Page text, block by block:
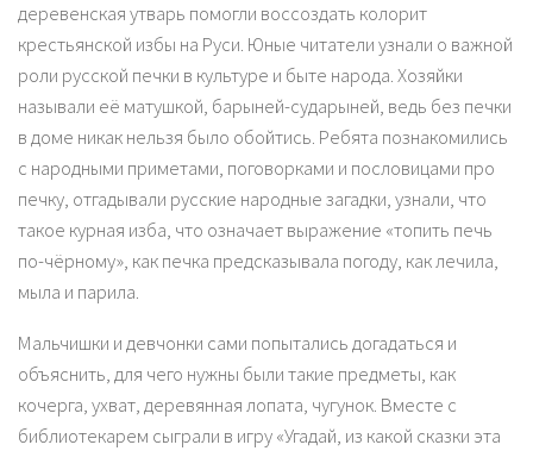
деревенская утварь помогли воссоздать колорит
крестьянской избы на Руси. Юные читатели узнали о важной
роли русской печки в культуре и быте народа. Хозяйки
называли её матушкой, барыней-сударыней, ведь без печки
в доме никак нельзя было обойтись. Ребята познакомились
с народными приметами, поговорками и пословицами про
печку, отгадывали русские народные загадки, узнали, что
такое курная изба, что означает выражение «топить печь
по-чёрному», как печка предсказывала погоду, как лечила,
мыла и парила.
Мальчишки и девчонки сами попытались догадаться и
объяснить, для чего нужны были такие предметы, как
кочерга, ухват, деревянная лопата, чугунок. Вместе с
библиотекарем сыграли в игру «Угадай, из какой сказки эта